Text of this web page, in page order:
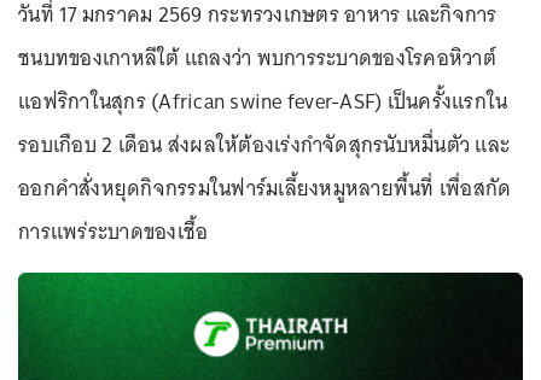
วันที่ 17 มกราคม 2569 กระทรวงเกษตร อาหาร และกิจการ
ชนบทของเกาหลีใต้ แถลงว่า พบการระบาดของโรคอหิวาต์
แอฟริกาในสุกร (African swine fever-ASF) เป็นครั้งแรกใน
รอบเกือบ 2 เดือน ส่งผลให้ต้องเร่งกำจัดสุกรนับหมื่นตัว และ
ออกคำสั่งหยุดกิจกรรมในฟาร์มเลี้ยงหมูหลายพื้นที่ เพื่อสกัด
การแพร่ระบาดของเชื้อ